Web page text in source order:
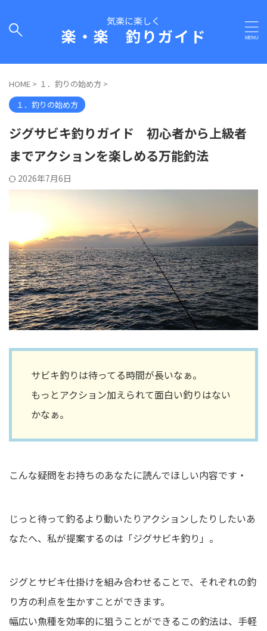
気楽に楽しく
楽・楽 釣りガイド
HOME > １．釣りの始め方 >
１．釣りの始め方
ジグサビキ釣りガイド 初心者から上級者
までアクションを楽しめる万能釣法
2026年7月6日
サビキ釣りは待ってる時間が長いなぁ。
もっとアクション加えられて面白い釣りはない
かなぁ。
こんな疑問をお持ちのあなたに読んでほしい内容です・
じっと待って釣るより動いたりアクションしたりしたいあ
なたへ、私が提案するのは「ジグサビキ釣り」。
ジグとサビキ仕掛けを組み合わせることで、それぞれの釣
り方の利点を生かすことができます。
幅広い魚種を効率的に狙うことができるこの釣法は、手軽